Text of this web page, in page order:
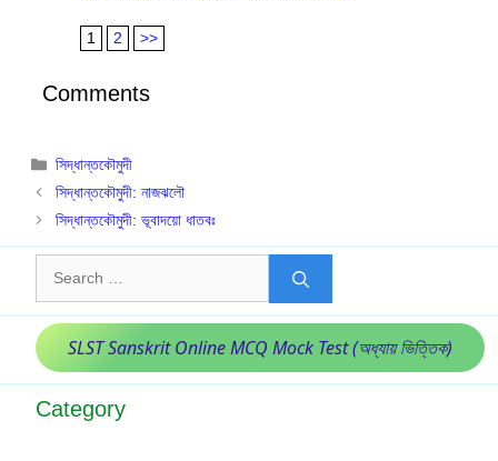
1 2 >>
Comments
Categories
সিদ্ধান্তকৌমুদী
সিদ্ধান্তকৌমুদী: নাজঝলৌ
সিদ্ধান্তকৌমুদী: ভূবাদয়ো ধাতবঃ
for:
SLST Sanskrit Online MCQ Mock Test (অধ্যায় ভিত্তিক)
Category